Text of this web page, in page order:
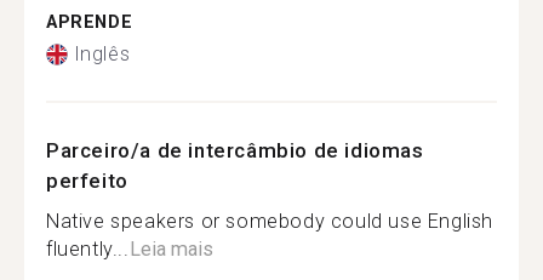
APRENDE
Inglês
Parceiro/a de intercâmbio de idiomas
perfeito
Native speakers or somebody could use English
fluently...Leia mais